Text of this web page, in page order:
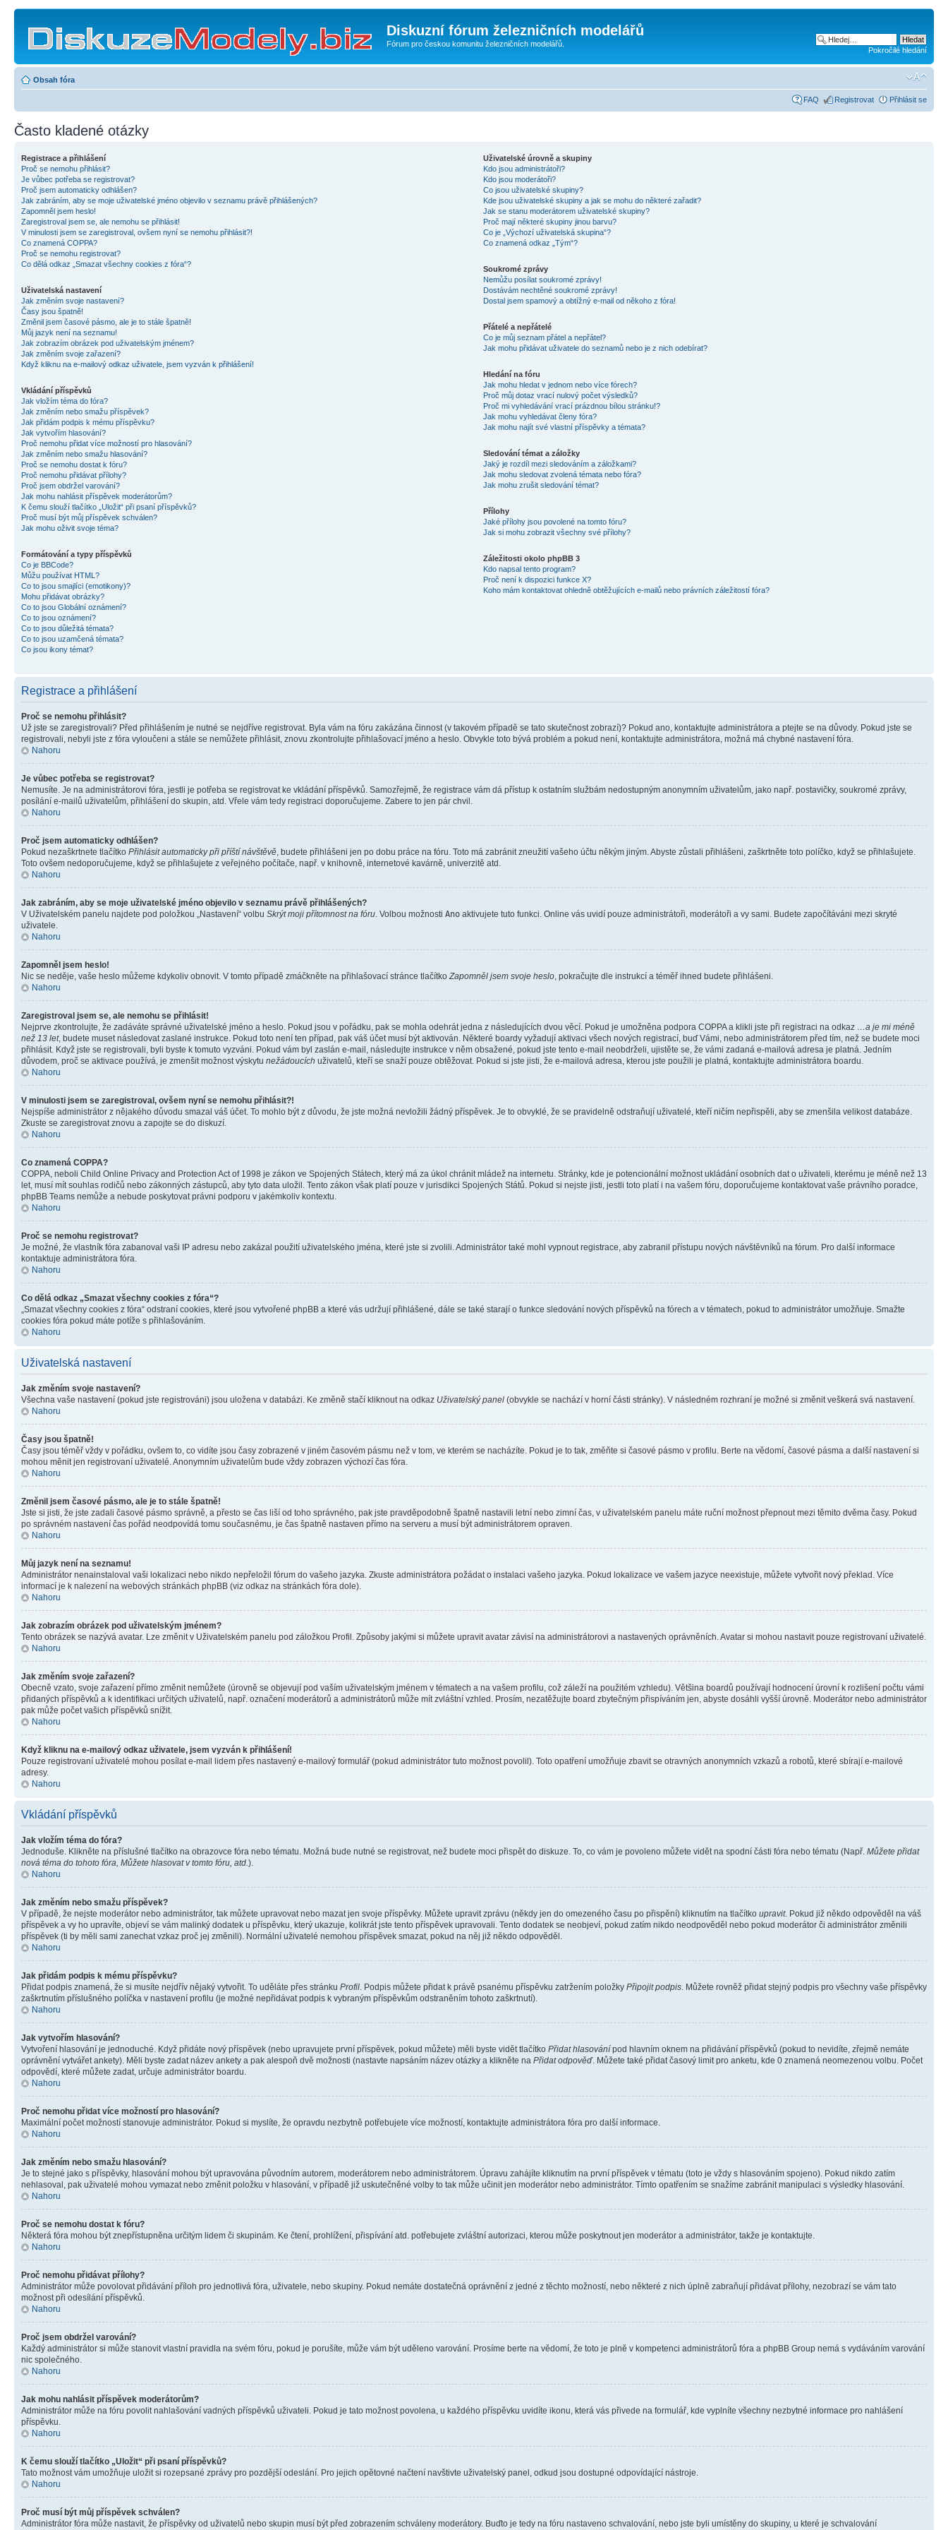
Diskuzní fórum železničních modelářů
Fórum pro českou komunitu železničních modelářů.
Pokročilé hledání
Obsah fóra
FAQ Registrovat Přihlásit se
Často kladené otázky
Registrace a přihlášení
Proč se nemohu přihlásit?
Je vůbec potřeba se registrovat?
Proč jsem automaticky odhlášen?
Jak zabráním, aby se moje uživatelské jméno objevilo v seznamu právě přihlášených?
Zapomněl jsem heslo!
Zaregistroval jsem se, ale nemohu se přihlásit!
V minulosti jsem se zaregistroval, ovšem nyní se nemohu přihlásit?!
Co znamená COPPA?
Proč se nemohu registrovat?
Co dělá odkaz „Smazat všechny cookies z fóra“?
Uživatelská nastavení
Jak změním svoje nastavení?
Časy jsou špatně!
Změnil jsem časové pásmo, ale je to stále špatně!
Můj jazyk není na seznamu!
Jak zobrazím obrázek pod uživatelským jménem?
Jak změním svoje zařazení?
Když kliknu na e-mailový odkaz uživatele, jsem vyzván k přihlášení!
Vkládání příspěvků
Jak vložím téma do fóra?
Jak změním nebo smažu příspěvek?
Jak přidám podpis k mému příspěvku?
Jak vytvořím hlasování?
Proč nemohu přidat více možností pro hlasování?
Jak změním nebo smažu hlasování?
Proč se nemohu dostat k fóru?
Proč nemohu přidávat přílohy?
Proč jsem obdržel varování?
Jak mohu nahlásit příspěvek moderátorům?
K čemu slouží tlačítko „Uložit“ při psaní příspěvků?
Proč musí být můj příspěvek schválen?
Jak mohu oživit svoje téma?
Formátování a typy příspěvků
Co je BBCode?
Můžu používat HTML?
Co to jsou smajlíci (emotikony)?
Mohu přidávat obrázky?
Co to jsou Globální oznámení?
Co to jsou oznámení?
Co to jsou důležitá témata?
Co to jsou uzamčená témata?
Co jsou ikony témat?
Uživatelské úrovně a skupiny
Kdo jsou administrátoři?
Kdo jsou moderátoři?
Co jsou uživatelské skupiny?
Kde jsou uživatelské skupiny a jak se mohu do některé zařadit?
Jak se stanu moderátorem uživatelské skupiny?
Proč mají některé skupiny jinou barvu?
Co je „Výchozí uživatelská skupina“?
Co znamená odkaz „Tým“?
Soukromé zprávy
Nemůžu posílat soukromé zprávy!
Dostávám nechtěné soukromé zprávy!
Dostal jsem spamový a obtížný e-mail od někoho z fóra!
Přátelé a nepřátelé
Co je můj seznam přátel a nepřátel?
Jak mohu přidávat uživatele do seznamů nebo je z nich odebírat?
Hledání na fóru
Jak mohu hledat v jednom nebo více fórech?
Proč můj dotaz vrací nulový počet výsledků?
Proč mi vyhledávání vrací prázdnou bílou stránku!?
Jak mohu vyhledávat členy fóra?
Jak mohu najít své vlastní příspěvky a témata?
Sledování témat a záložky
Jaký je rozdíl mezi sledováním a záložkami?
Jak mohu sledovat zvolená témata nebo fóra?
Jak mohu zrušit sledování témat?
Přílohy
Jaké přílohy jsou povolené na tomto fóru?
Jak si mohu zobrazit všechny své přílohy?
Záležitosti okolo phpBB 3
Kdo napsal tento program?
Proč není k dispozici funkce X?
Koho mám kontaktovat ohledně obtěžujících e-mailů nebo právních záležitostí fóra?
Registrace a přihlášení
Proč se nemohu přihlásit?
Už jste se zaregistrovali? Před přihlášením je nutné se nejdříve registrovat. Byla vám na fóru zakázána činnost (v takovém případě se tato skutečnost zobrazí)? Pokud ano, kontaktujte administrátora a ptejte se na důvody. Pokud jste se
registrovali, nebyli jste z fóra vyloučeni a stále se nemůžete přihlásit, znovu zkontrolujte přihlašovací jméno a heslo. Obvykle toto bývá problém a pokud není, kontaktujte administrátora, možná má chybné nastavení fóra.
Nahoru
Je vůbec potřeba se registrovat?
Nemusíte. Je na administrátorovi fóra, jestli je potřeba se registrovat ke vkládání příspěvků. Samozřejmě, že registrace vám dá přístup k ostatním službám nedostupným anonymním uživatelům, jako např. postavičky, soukromé zprávy,
posílání e-mailů uživatelům, přihlášení do skupin, atd. Vřele vám tedy registraci doporučujeme. Zabere to jen pár chvil.
Nahoru
Proč jsem automaticky odhlášen?
Pokud nezaškrtnete tlačítko Přihlásit automaticky při příští návštěvě , budete přihlášeni jen po dobu práce na fóru. Toto má zabránit zneužití vašeho účtu někým jiným. Abyste zůstali přihlášeni, zaškrtněte toto políčko, když se přihlašujete.
Toto ovšem nedoporučujeme, když se přihlašujete z veřejného počítače, např. v knihovně, internetové kavárně, univerzitě atd.
Nahoru
Jak zabráním, aby se moje uživatelské jméno objevilo v seznamu právě přihlášených?
V Uživatelském panelu najdete pod položkou „Nastavení“ volbu Skrýt moji přítomnost na fóru . Volbou možnosti Ano aktivujete tuto funkci. Online vás uvidí pouze administrátoři, moderátoři a vy sami. Budete započítáváni mezi skryté
uživatele.
Nahoru
Zapomněl jsem heslo!
Nic se neděje, vaše heslo můžeme kdykoliv obnovit. V tomto případě zmáčkněte na přihlašovací stránce tlačítko Zapomněl jsem svoje heslo , pokračujte dle instrukcí a téměř ihned budete přihlášeni.
Nahoru
Zaregistroval jsem se, ale nemohu se přihlásit!
Nejprve zkontrolujte, že zadáváte správné uživatelské jméno a heslo. Pokud jsou v pořádku, pak se mohla odehrát jedna z následujících dvou věcí. Pokud je umožněna podpora COPPA a klikli jste při registraci na odkaz …a je mi méně
než 13 let, budete muset následovat zaslané instrukce. Pokud toto není ten případ, pak váš účet musí být aktivován. Některé boardy vyžadují aktivaci všech nových registrací, buď Vámi, nebo administrátorem před tím, než se budete moci
přihlásit. Když jste se registrovali, byli byste k tomuto vyzváni. Pokud vám byl zaslán e-mail, následujte instrukce v něm obsažené, pokud jste tento e-mail neobdrželi, ujistěte se, že vámi zadaná e-mailová adresa je platná. Jedním
důvodem, proč se aktivace používá, je zmenšit možnost výskytu nežádoucích uživatelů, kteří se snaží pouze obtěžovat. Pokud si jste jisti, že e-mailová adresa, kterou jste použili je platná, kontaktujte administrátora boardu.
Nahoru
V minulosti jsem se zaregistroval, ovšem nyní se nemohu přihlásit?!
Nejspíše administrátor z nějakého důvodu smazal váš účet. To mohlo být z důvodu, že jste možná nevložili žádný příspěvek. Je to obvyklé, že se pravidelně odstraňují uživatelé, kteří ničím nepřispěli, aby se zmenšila velikost databáze.
Zkuste se zaregistrovat znovu a zapojte se do diskuzí.
Nahoru
Co znamená COPPA?
COPPA, neboli Child Online Privacy and Protection Act of 1998 je zákon ve Spojených Státech, který má za úkol chránit mládež na internetu. Stránky, kde je potencionální možnost ukládání osobních dat o uživateli, kterému je méně než 13
let, musí mít souhlas rodičů nebo zákonných zástupců, aby tyto data uložil. Tento zákon však platí pouze v jurisdikci Spojených Států. Pokud si nejste jisti, jestli toto platí i na vašem fóru, doporučujeme kontaktovat vaše právního poradce,
phpBB Teams nemůže a nebude poskytovat právni podporu v jakémkoliv kontextu.
Nahoru
Proč se nemohu registrovat?
Je možné, že vlastník fóra zabanoval vaši IP adresu nebo zakázal použití uživatelského jména, které jste si zvolili. Administrátor také mohl vypnout registrace, aby zabranil přístupu nových návštěvníků na fórum. Pro další informace
kontaktuje administrátora fóra.
Nahoru
Co dělá odkaz „Smazat všechny cookies z fóra“?
„Smazat všechny cookies z fóra“ odstraní cookies, které jsou vytvořené phpBB a které vás udržují přihlášené, dále se také starají o funkce sledování nových příspěvků na fórech a v tématech, pokud to administrátor umožňuje. Smažte
cookies fóra pokud máte potíže s přihlašováním.
Nahoru
Uživatelská nastavení
Jak změním svoje nastavení?
Všechna vaše nastavení (pokud jste registrováni) jsou uložena v databázi. Ke změně stačí kliknout na odkaz Uživatelský panel (obvykle se nachází v horní části stránky). V následném rozhraní je možné si změnit veškerá svá nastavení.
Nahoru
Časy jsou špatně!
Časy jsou téměř vždy v pořádku, ovšem to, co vidíte jsou časy zobrazené v jiném časovém pásmu než v tom, ve kterém se nacházíte. Pokud je to tak, změňte si časové pásmo v profilu. Berte na vědomí, časové pásma a další nastavení si
mohou měnit jen registrovaní uživatelé. Anonymním uživatelům bude vždy zobrazen výchozí čas fóra.
Nahoru
Změnil jsem časové pásmo, ale je to stále špatně!
Jste si jisti, že jste zadali časové pásmo správně, a přesto se čas liší od toho správného, pak jste pravděpodobně špatně nastavili letní nebo zimní čas, v uživatelském panelu máte ruční možnost přepnout mezi těmito dvěma časy. Pokud
po správném nastavení čas pořád neodpovídá tomu současnému, je čas špatně nastaven přímo na serveru a musí být administrátorem opraven.
Nahoru
Můj jazyk není na seznamu!
Administrátor nenainstaloval vaši lokalizaci nebo nikdo nepřeložil fórum do vašeho jazyka. Zkuste administrátora požádat o instalaci vašeho jazyka. Pokud lokalizace ve vašem jazyce neexistuje, můžete vytvořit nový překlad. Více
informací je k nalezení na webových stránkách phpBB (viz odkaz na stránkách fóra dole).
Nahoru
Jak zobrazím obrázek pod uživatelským jménem?
Tento obrázek se nazývá avatar. Lze změnit v Uživatelském panelu pod záložkou Profil. Způsoby jakými si můžete upravit avatar závisí na administrátorovi a nastavených oprávněních. Avatar si mohou nastavit pouze registrovaní uživatelé.
Nahoru
Jak změním svoje zařazení?
Obecně vzato, svoje zařazení přímo změnit nemůžete (úrovně se objevují pod vaším uživatelským jménem v tématech a na vašem profilu, což záleží na použitém vzhledu). Většina boardů používají hodnocení úrovní k rozlišení počtu vámi
přidaných příspěvků a k identifikaci určitých uživatelů, např. označení moderátorů a administrátorů může mít zvláštní vzhled. Prosím, nezatěžujte board zbytečným přispíváním jen, abyste dosáhli vyšší úrovně. Moderátor nebo administrátor
pak může počet vašich příspěvků snížit.
Nahoru
Když kliknu na e-mailový odkaz uživatele, jsem vyzván k přihlášení!
Pouze registrovaní uživatelé mohou posílat e-mail lidem přes nastavený e-mailový formulář (pokud administrátor tuto možnost povolil). Toto opatření umožňuje zbavit se otravných anonymních vzkazů a robotů, které sbírají e-mailové
adresy.
Nahoru
Vkládání příspěvků
Jak vložím téma do fóra?
Jednoduše. Klikněte na příslušné tlačítko na obrazovce fóra nebo tématu. Možná bude nutné se registrovat, než budete moci přispět do diskuze. To, co vám je povoleno můžete vidět na spodní části fóra nebo tématu (Např. Můžete přidat
nová téma do tohoto fóra, Můžete hlasovat v tomto fóru, atd. ).
Nahoru
Jak změním nebo smažu příspěvek?
V případě, že nejste moderátor nebo administrátor, tak můžete upravovat nebo mazat jen svoje příspěvky. Můžete upravit zprávu (někdy jen do omezeného času po přispění) kliknutím na tlačítko upravit. Pokud již někdo odpověděl na váš
příspěvek a vy ho upravíte, objeví se vám malinký dodatek u příspěvku, který ukazuje, kolikrát jste tento příspěvek upravovali. Tento dodatek se neobjeví, pokud zatím nikdo neodpověděl nebo pokud moderátor či administrátor změnili
příspěvek (ti by měli sami zanechat vzkaz proč jej změnili). Normální uživatelé nemohou příspěvek smazat, pokud na něj již někdo odpověděl.
Nahoru
Jak přidám podpis k mému příspěvku?
Přidat podpis znamená, že si musíte nejdřív nějaký vytvořit. To uděláte přes stránku Profil . Podpis můžete přidat k právě psanému příspěvku zatržením položky Připojit podpis . Můžete rovněž přidat stejný podpis pro všechny vaše příspěvky
zaškrtnutím příslušného políčka v nastavení profilu (je možné nepřidávat podpis k vybraným příspěvkům odstraněním tohoto zaškrtnutí).
Nahoru
Jak vytvořím hlasování?
Vytvoření hlasování je jednoduché. Když přidáte nový příspěvek (nebo upravujete první příspěvek, pokud můžete) měli byste vidět tlačítko Přidat hlasovánípod hlavním oknem na přidávání příspěvků (pokud to nevidíte, zřejmě nemáte
oprávnění vytvářet ankety). Měli byste zadat název ankety a pak alespoň dvě možnosti (nastavte napsáním název otázky a klikněte na Přidat odpověď. Můžete také přidat časový limit pro anketu, kde 0 znamená neomezenou volbu. Počet
odpovědí, které můžete zadat, určuje administrátor boardu.
Nahoru
Proč nemohu přidat více možností pro hlasování?
Maximální počet možností stanovuje administrátor. Pokud si myslíte, že opravdu nezbytně potřebujete více možností, kontaktujte administrátora fóra pro další informace.
Nahoru
Jak změním nebo smažu hlasování?
Je to stejné jako s příspěvky, hlasování mohou být upravována původním autorem, moderátorem nebo administrátorem. Úpravu zahájíte kliknutím na první příspěvek v tématu (toto je vždy s hlasováním spojeno). Pokud nikdo zatím
nehlasoval, pak uživatelé mohou vymazat nebo změnit položku v hlasování, v případě již uskutečněné volby to tak může učinit jen moderátor nebo administrátor. Tímto opatřením se snažíme zabránit manipulaci s výsledky hlasování.
Nahoru
Proč se nemohu dostat k fóru?
Některá fóra mohou být znepřístupněna určitým lidem či skupinám. Ke čtení, prohlížení, přispívání atd. potřebujete zvláštní autorizaci, kterou může poskytnout jen moderátor a administrátor, takže je kontaktujte.
Nahoru
Proč nemohu přidávat přílohy?
Administrátor může povolovat přidávání příloh pro jednotlivá fóra, uživatele, nebo skupiny. Pokud nemáte dostatečná oprávnění z jedné z těchto možností, nebo některé z nich úplně zabraňují přidávat přílohy, nezobrazí se vám tato
možnost při odesílání příspěvků.
Nahoru
Proč jsem obdržel varování?
Každý administrátor si může stanovit vlastní pravidla na svém fóru, pokud je porušíte, může vám být uděleno varování. Prosíme berte na vědomí, že toto je plně v kompetenci administrátorů fóra a phpBB Group nemá s vydáváním varování
nic společného.
Nahoru
Jak mohu nahlásit příspěvek moderátorům?
Administrátor může na fóru povolit nahlašování vadných příspěvků uživateli. Pokud je tato možnost povolena, u každého příspěvku uvidíte ikonu, která vás přivede na formulář, kde vyplníte všechny nezbytné informace pro nahlášení
příspěvku.
Nahoru
K čemu slouží tlačítko „Uložit“ při psaní příspěvků?
Tato možnost vám umožňuje uložit si rozepsané zprávy pro pozdější odeslání. Pro jejich opětovné načtení navštivte uživatelský panel, odkud jsou dostupné odpovídající nástroje.
Nahoru
Proč musí být můj příspěvek schválen?
Administrátor fóra může nastavit, že příspěvky od uživatelů nebo skupin musí být před zobrazením schváleny moderátory. Buďto je tedy na fóru nastaveno schvalování, nebo jste byli umístěny do skupiny, u které je schvalování